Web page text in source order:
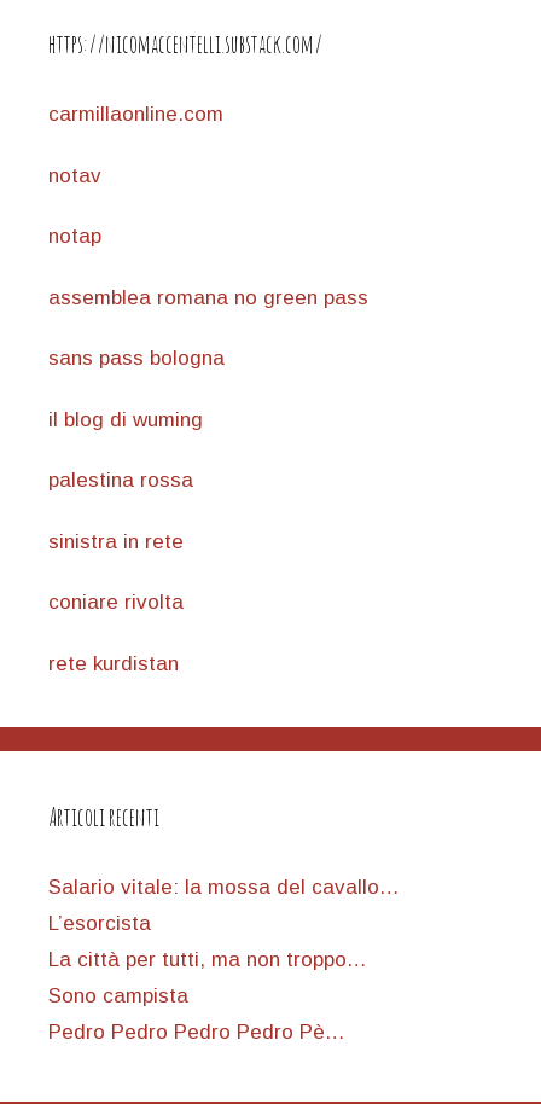
https://nicomaccentelli.substack.com/
carmillaonline.com
notav
notap
assemblea romana no green pass
sans pass bologna
il blog di wuming
palestina rossa
sinistra in rete
coniare rivolta
rete kurdistan
Articoli recenti
Salario vitale: la mossa del cavallo…
L’esorcista
La città per tutti, ma non troppo…
Sono campista
Pedro Pedro Pedro Pedro Pè…